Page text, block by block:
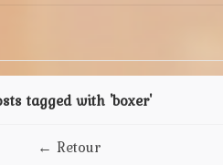
tagged with 'boxer'
← Retour